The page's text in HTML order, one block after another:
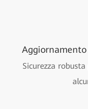
Sicurezza